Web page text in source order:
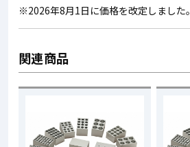
※2026年8月1日に価格を改定しました。
関連商品